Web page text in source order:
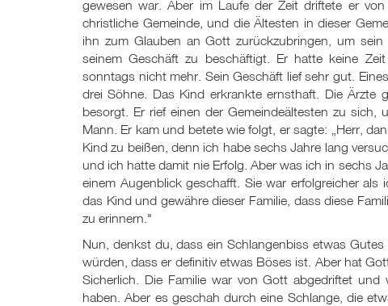
gewesen war. Aber im Laufe der Zeit driftete er
christliche Gemeinde, und die Ältesten in dieser
ihn zum Glauben an Gott zurückzubringen, um
seinem Geschäft zu beschäftigt. Er hatte keine
sonntags nicht mehr. Sein Geschäft lief sehr gut.
drei Söhne. Das Kind erkrankte ernsthaft. Die Ärzte
besorgt. Er rief einen der Gemeindeältesten zu
Mann. Er kam und betete wie folgt, er sagte: „Herr,
Kind zu beißen, denn ich habe sechs Jahre lang
und ich hatte damit nie Erfolg. Aber was ich in sechs
einem Augenblick geschafft. Sie war erfolgreicher
das Kind und gewähre dieser Familie, dass diese
zu erinnern."
Nun, denkst du, dass ein Schlangenbiss etwas
würden, dass er definitiv etwas Böses ist. Aber hat
Sicherlich. Die Familie war von Gott abgedriftet
haben. Aber es geschah durch eine Schlange, die